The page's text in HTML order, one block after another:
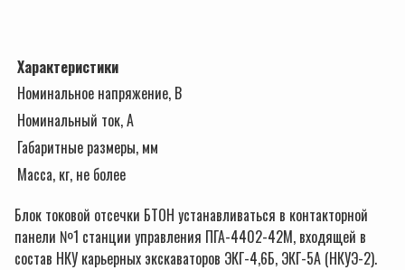
Характеристики
Номинальное напряжение, В
Номинальный ток, А
Габаритные размеры, мм
Масса, кг, не более
Блок токовой отсечки БТОН устанавливаться в контакторной
панели №1 станции управления ПГА-4402-42М, входящей в
состав НКУ карьерных экскаваторов ЭКГ-4,6Б, ЭКГ-5А (НКУЭ-2).